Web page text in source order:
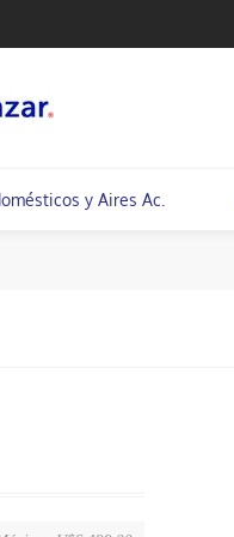
y Aires Ac.